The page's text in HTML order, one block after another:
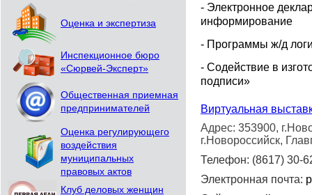
Оценка и экспертиза
Инспекционное бюро
«Сюрвей-Эксперт»
Общественная приемная
предпринимателей
Оценка регулирующего
воздействия
муниципальных
правовых актов
Клуб деловых женщин
- Электронное
информирование
- Программы ж/д
- Содействие в
подписи»
Виртуальная
Адрес: 353900,
г.Новороссийск,
Телефон: (8617) 30-
Электронная почта: